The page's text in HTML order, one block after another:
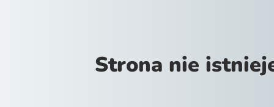
Strona nie